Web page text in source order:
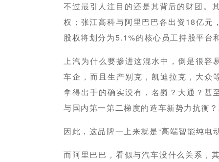
不过最引人注目的还是其背后的财团。
权；张江高科与阿里巴巴各出资18亿
股权将划分为5.1%的核心员工持股平台
上汽为什么要掺进这混水中，倒是很容
车企，而且生产别克，凯迪拉克，大众
拿得出手的确实没有，名爵？大通？甚
与国内第一第二梯度的造车新势力抗衡
因此，这品牌一上来就是“高端智能纯电
而阿里巴巴，看似与汽车没什么关系，